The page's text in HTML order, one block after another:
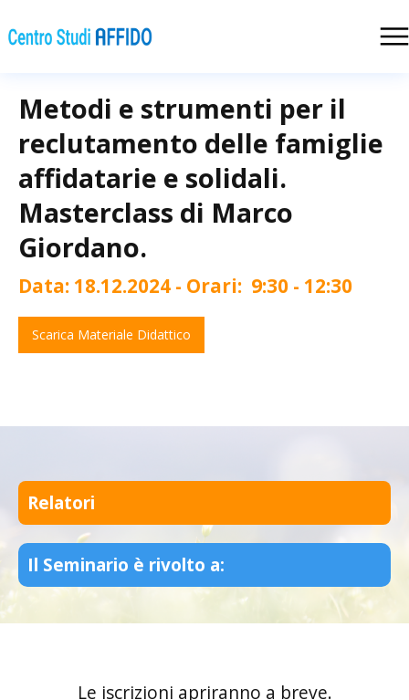
Metodi e strumenti per il
reclutamento delle famiglie
affidatarie e solidali.
Masterclass di Marco
Giordano.
Data: 18.12.2024 - Orari: 9:30 - 12:30
Scarica Materiale Didattico
Relatori
Il Seminario è rivolto a:
Le iscrizioni apriranno a breve.